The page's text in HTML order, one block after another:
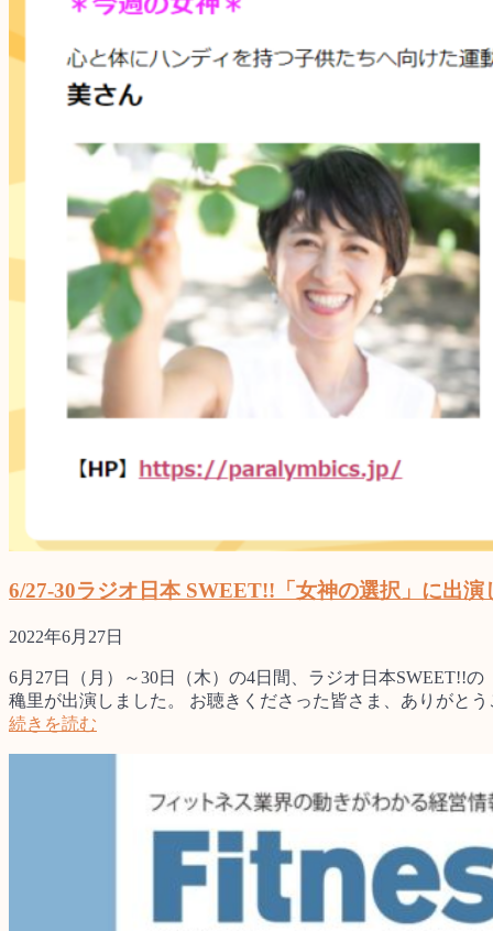
6/27-30ラジオ日本 SWEET!!「女神の選択」に出演
2022年6月27日
6月27日（月）～30日（木）の4日間、ラジオ日本SWEET!!
穐里が出演しました。 お聴きくださった皆さま、ありがと
続きを読む